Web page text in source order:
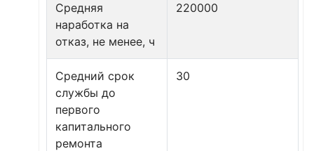
Средняя
наработка на
отказ, не менее, ч
220000
Средний срок
службы до
первого
капитального
ремонта
30